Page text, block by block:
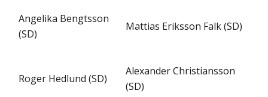
Angelika Bengtsson
(SD)
Mattias Eriksson Falk (SD)
Roger Hedlund (SD)
Alexander Christiansson
(SD)